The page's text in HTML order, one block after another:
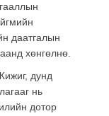
даатгалын
хөнгөлнө.
дунд
нь
дотор